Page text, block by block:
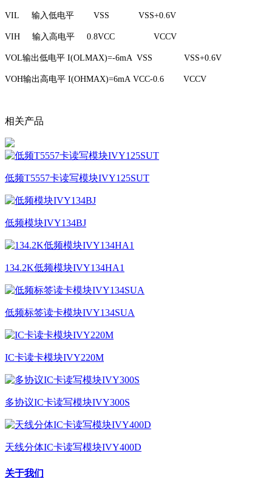
VIL 输入低电平 VSS VSS+0.6V
VIH 输入高电平 0.8VCC VCCV
VOL输出低电平 I(OLMAX)=-6mA VSS VSS+0.6V
VOH输出高电平 I(OHMAX)=6mA VCC-0.6 VCCV
相关产品
低频T5557卡读写模块IVY125SUT
低频模块IVY134BJ
134.2K低频模块IVY134HA1
低频标签读卡模块IVY134SUA
IC卡读卡模块IVY220M
多协议IC卡读写模块IVY300S
天线分体IC卡读写模块IVY400D
关于我们